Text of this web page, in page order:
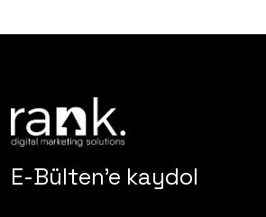
E-Bülten'e kaydol